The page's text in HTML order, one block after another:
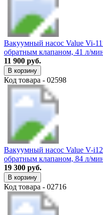
Вакуумный насос Value Vi-
обратным клапаном, 41 л/
11 900 руб.
В корзину
Код товара - 02598
Вакуумный насос Value V-
обратным клапаном, 84 л/
19 300 руб.
В корзину
Код товара - 02716